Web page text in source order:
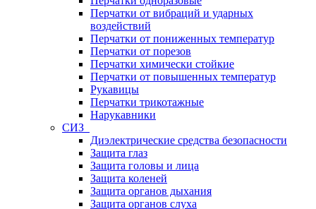
Перчатки от вибраций и ударных
воздействий
Перчатки от пониженных температур
Перчатки от порезов
Перчатки химически стойкие
Перчатки от повышенных температур
Рукавицы
Перчатки трикотажные
Нарукавники
СИЗ
Диэлектрические средства безопасности
Защита глаз
Защита головы и лица
Защита коленей
Защита органов дыхания
Защита органов слуха